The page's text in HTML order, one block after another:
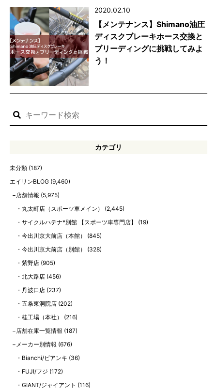
2020.02.10
【メンテナンス】Shimano油圧
ディスクブレーキホース交換と
ブリーディングに挑戦してみよ
う！
カテゴリ
未分類 (187)
エイリンBLOG (9,460)
店舗情報 (5,975)
丸太町店（スポーツ車メイン）
(2,445)
サイクルハテナ*別館 【スポーツ車専門店】
(19)
今出川京大前店（本館）
(845)
今出川京大前店（別館）
(328)
紫野店 (905)
北大路店 (456)
丹波口店 (237)
五条東洞院店 (202)
桂工場（本社）
(216)
店舗在庫一覧情報 (187)
メーカー別情報 (676)
Bianchi/ビアンキ (36)
FUJI/フジ (172)
GIANT/ジャイアント (116)